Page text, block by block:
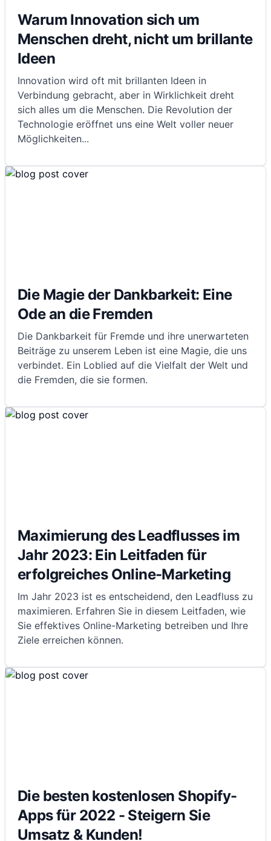
Warum Innovation sich um
Menschen dreht, nicht um brillante
Ideen
Innovation wird oft mit brillanten Ideen in
Verbindung gebracht, aber in Wirklichkeit dreht
sich alles um die Menschen. Die Revolution der
Technologie eröffnet uns eine Welt voller neuer
Möglichkeiten...
Die Magie der Dankbarkeit: Eine
Ode an die Fremden
Die Dankbarkeit für Fremde und ihre unerwarteten
Beiträge zu unserem Leben ist eine Magie, die uns
verbindet. Ein Loblied auf die Vielfalt der Welt und
die Fremden, die sie formen.
Maximierung des Leadflusses im
Jahr 2023: Ein Leitfaden für
erfolgreiches Online-Marketing
Im Jahr 2023 ist es entscheidend, den Leadfluss zu
maximieren. Erfahren Sie in diesem Leitfaden, wie
Sie effektives Online-Marketing betreiben und Ihre
Ziele erreichen können.
Die besten kostenlosen Shopify-
Apps für 2022 - Steigern Sie
Umsatz & Kunden!